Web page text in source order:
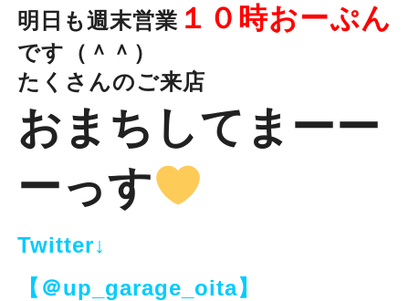
明日も週末営業 １０時おーぷん
です（＾＾）
たくさんのご来店
おまちしてまーー
ーっす
Twitter↓
【＠up_garage_oita】